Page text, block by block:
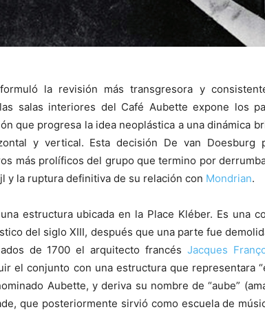
formuló la revisión más transgresora y
salas interiores del Café Aubette expone los
que progresa la idea neoplástica a una dinámica
y vertical. Esta decisión De van Doesburg
más prolíficos del grupo que termino por
y la ruptura definitiva de su relación con Mondrian.
estructura ubicada en la Place Kléber. Es una
del siglo XIII, después que una parte fue
de 1700 el arquitecto francésJacques
el conjunto con una estructura que representara
Aubette, y deriva su nombre de “aube”
que posteriormente sirvió como escuela de